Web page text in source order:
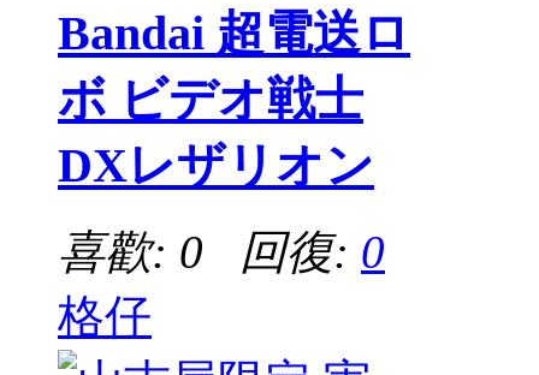
Bandai 超電送ロ
ボ ビデオ戦士
DXレザリオン
喜歡: 0 回復: 0
格仔